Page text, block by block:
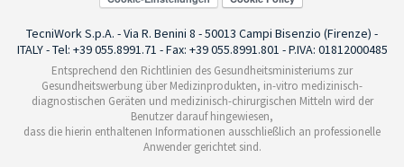
TecniWork S.p.A. - Via R. Benini 8 - 50013 Campi Bisenzio (Firenze) -
ITALY - Tel: +39 055.8991.71 - Fax: +39 055.8991.801 - P.IVA: 01812000485
Entsprechend den Richtlinien des Gesundheitsministeriums zur
Gesundheitswerbung über Medizinprodukten, in-vitro medizinisch-
diagnostischen Geräten und medizinisch-chirurgischen Mitteln wird der
Benutzer darauf hingewiesen,
dass die hierin enthaltenen Informationen ausschließlich an professionelle
Anwender gerichtet sind.